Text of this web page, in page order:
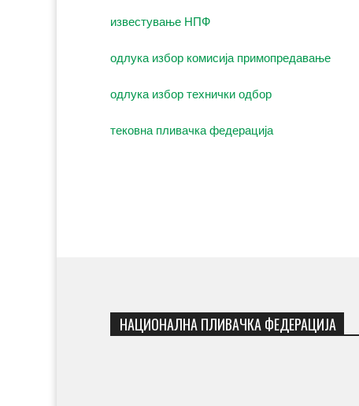
известување НПФ
одлука избор комисија примопредавање
одлука избор технички одбор
тековна пливачка федерација
НАЦИОНАЛНА ПЛИВАЧКА ФЕДЕРАЦИЈА